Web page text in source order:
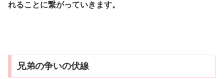
れることに繋がっていきます。
兄弟の争いの伏線